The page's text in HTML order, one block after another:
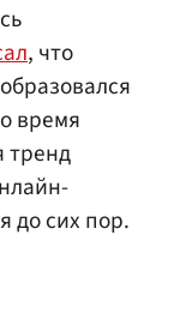
, что
образовался
время
тренд
до сих пор.